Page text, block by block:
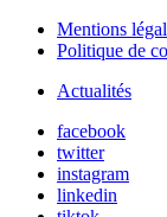
Mentions
Politique de
Actualités
facebook
twitter
instagram
linkedin